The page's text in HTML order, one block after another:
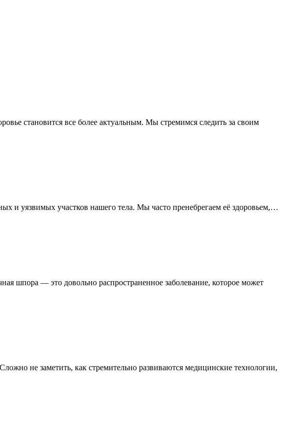
становится все более актуальным. Мы стремимся следить за своим
и уязвимых участков нашего тела. Мы часто пренебрегаем её здоровьем,…
шпора — это довольно распространенное заболевание, которое может
не заметить, как стремительно развиваются медицинские технологии,